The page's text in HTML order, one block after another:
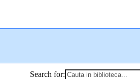
Search for: